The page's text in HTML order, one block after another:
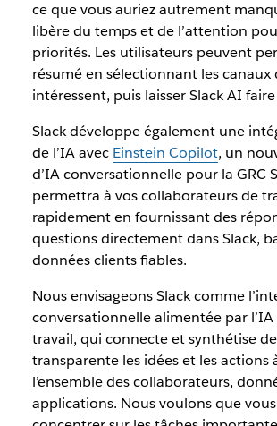
ce que vous auriez autrement
libère du temps et de l’attention
priorités. Les utilisateurs peuvent
résumé en sélectionnant les canaux
intéressent, puis laisser Slack AI
Slack développe également une
de l’IA avec Einstein Copilot, un
d’IA conversationnelle pour la GRC
permettra à vos collaborateurs de
rapidement en fournissant des
questions directement dans Slack,
données clients fiables.
Nous envisageons Slack comme
conversationnelle alimentée par
travail, qui connecte et synthétise
transparente les idées et les actions
l’ensemble des collaborateurs,
applications. Nous voulons que